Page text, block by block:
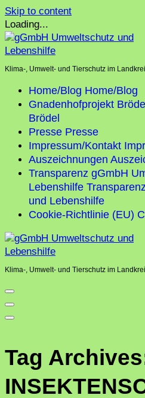
Skip to content
Loading...
Klima-, Umwelt- und Tierschutz im
Home/Blog Home/Blog
Gnadenhofprojekt Brödel
Brödel
Presse Presse
Impressum/Kontakt
Auszeichnungen
Transparenz gGmbH
Lebenshilfe
und Lebenshilfe
Cookie-Richtlinie (EU)
Klima-, Umwelt- und Tierschutz im
Tag